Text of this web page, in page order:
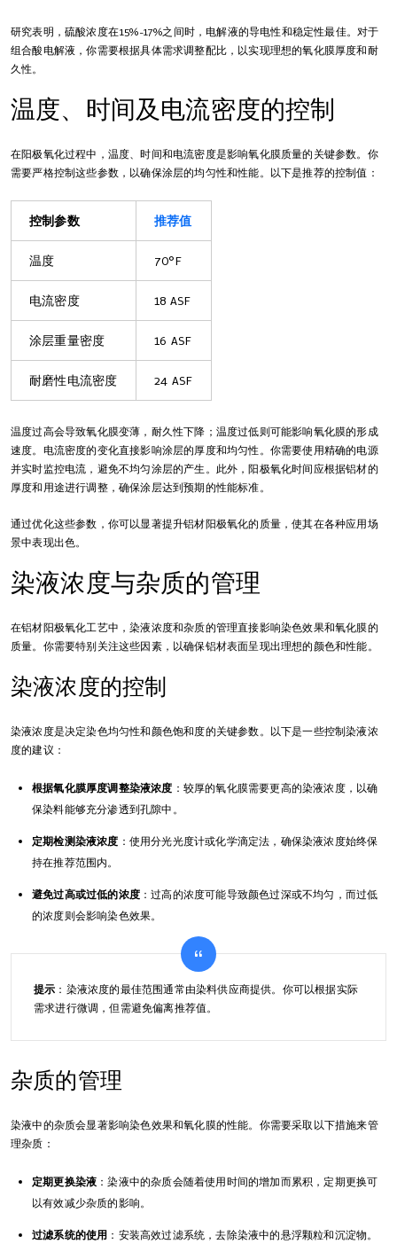
研究表明，硫酸浓度在15%-17%之间时，电解液的导电性和稳定性最佳。对于
组合酸电解液，你需要根据具体需求调整配比，以实现理想的氧化膜厚度和耐
久性。
温度、时间及电流密度的控制
在阳极氧化过程中，温度、时间和电流密度是影响氧化膜质量的关键参数。你
需要严格控制这些参数，以确保涂层的均匀性和性能。以下是推荐的控制值：
控制参数 推荐值
温度 70°F
电流密度 18 ASF
涂层重量密度 16 ASF
耐磨性电流密度 24 ASF
温度过高会导致氧化膜变薄，耐久性下降；温度过低则可能影响氧化膜的形成
速度。电流密度的变化直接影响涂层的厚度和均匀性。你需要使用精确的电源
并实时监控电流，避免不均匀涂层的产生。此外，阳极氧化时间应根据铝材的
厚度和用途进行调整，确保涂层达到预期的性能标准。
通过优化这些参数，你可以显著提升铝材阳极氧化的质量，使其在各种应用场
景中表现出色。
染液浓度与杂质的管理
在铝材阳极氧化工艺中，染液浓度和杂质的管理直接影响染色效果和氧化膜的
质量。你需要特别关注这些因素，以确保铝材表面呈现出理想的颜色和性能。
染液浓度的控制
染液浓度是决定染色均匀性和颜色饱和度的关键参数。以下是一些控制染液浓
度的建议：
根据氧化膜厚度调整染液浓度 ：较厚的氧化膜需要更高的染液浓度，以确
保染料能够充分渗透到孔隙中。
定期检测染液浓度 ：使用分光光度计或化学滴定法，确保染液浓度始终保
持在推荐范围内。
避免过高或过低的浓度 ：过高的浓度可能导致颜色过深或不均匀，而过低
的浓度则会影响染色效果。
提示 ：染液浓度的最佳范围通常由染料供应商提供。你可以根据实际
需求进行微调，但需避免偏离推荐值。
杂质的管理
染液中的杂质会显著影响染色效果和氧化膜的性能。你需要采取以下措施来管
理杂质：
定期更换染液 ：染液中的杂质会随着使用时间的增加而累积，定期更换可
以有效减少杂质的影响。
过滤系统的使用 ：安装高效过滤系统，去除染液中的悬浮颗粒和沉淀物。